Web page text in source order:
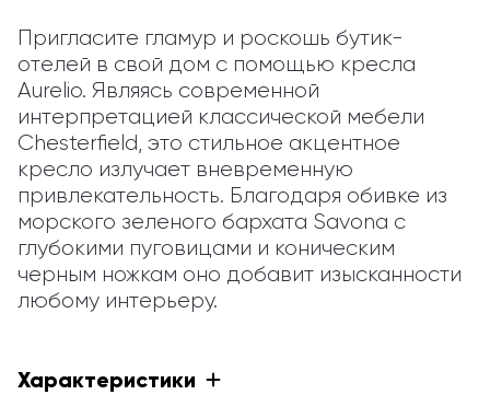
Пригласите гламур и роскошь бутик-
отелей в свой дом с помощью кресла
Aurelio. Являясь современной
интерпретацией классической мебели
Chesterfield, это стильное акцентное
кресло излучает вневременную
привлекательность. Благодаря обивке из
морского зеленого бархата Savona с
глубокими пуговицами и коническим
черным ножкам оно добавит изысканности
любому интерьеру.
Характеристики